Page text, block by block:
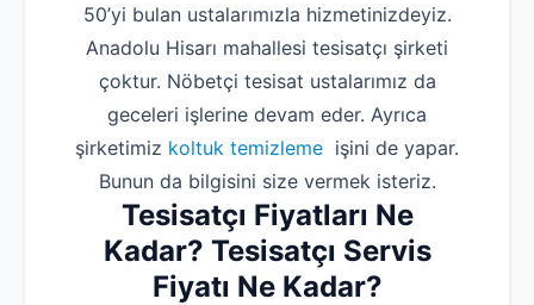
50’yi bulan ustalarımızla hizmetinizdeyiz.
Anadolu Hisarı mahallesi tesisatçı şirketi
çoktur. Nöbetçi tesisat ustalarımız da
geceleri işlerine devam eder. Ayrıca
şirketimiz koltuk temizleme işini de yapar.
Bunun da bilgisini size vermek isteriz.
Tesisatçı Fiyatları Ne
Kadar? Tesisatçı Servis
Fiyatı Ne Kadar?